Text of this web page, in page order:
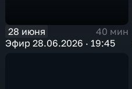
28 июня
40 мин
Эфир 28.06.2026 · 19:45